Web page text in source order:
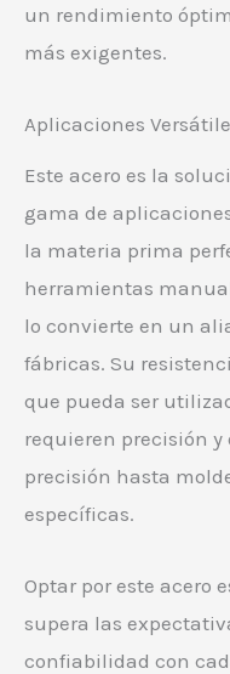
un rendimiento
más exigentes.
Aplicaciones
Este acero es la
gama de
la materia prima
herramientas
lo convierte en un
fábricas. Su
que pueda ser
requieren precisión y
precisión hasta
específicas.
Optar por este acero
supera las
confiabilidad con